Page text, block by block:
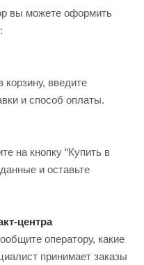
вы можете оформить
введите
и способ оплаты.
на кнопку “Купить в
и оставьте
центра
оператору, какие
принимает заказы